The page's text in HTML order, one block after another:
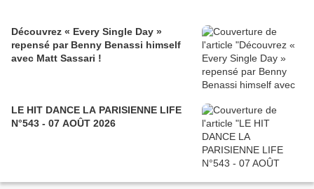
Découvrez « Every Single Day »
repensé par Benny Benassi himself
avec Matt Sassari !
LE HIT DANCE LA PARISIENNE LIFE
N°543 - 07 AOÛT 2026